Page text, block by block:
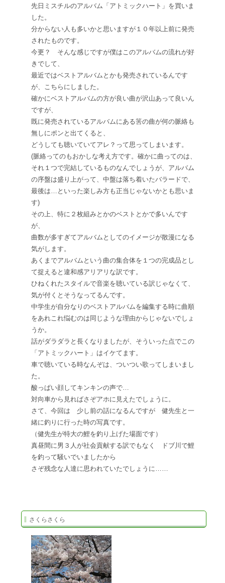
先日ミスチルのアルバム「アトミックハート」を買いま
した。
分からない人も多いかと思いますが１０年以上前に発売
されたものです。
今更？ そんな感じですが僕はこのアルバムの流れが好
きでして、
最近ではベストアルバムとかも発売されているんです
が、こちらにしました。
確かにベストアルバムの方が良い曲が沢山あって良いん
ですが、
既に発売されているアルバムにある筈の曲が何の脈絡も
無しにポンと出てくると、
どうしても聴いていてアレ？って思ってしまいます。
(脈絡ってのもおかしな考え方です。確かに曲ってのは、
それ１つで完結しているものなんでしょうが、アルバム
の序盤は盛り上がって、中盤は落ち着いたバラードで、
最後は…といった楽しみ方も正当じゃないかとも思いま
す)
その上、特に２枚組みとかのベストとかで多いんです
が、
曲数が多すぎてアルバムとしてのイメージが散漫になる
気がします。
あくまでアルバムという曲の集合体を１つの完成品とし
て捉えると違和感アリアリな訳です。
ひねくれたスタイルで音楽を聴いている訳じゃなくて、
気が付くとそうなってるんです。
中学生が自分なりのベストアルバムを編集する時に曲順
をあれこれ悩むのは同じような理由からじゃないでしょ
うか。
話がダラダラと長くなりましたが、そういった点でこの
「アトミックハート」はイケてます。
車で聴いている時なんぞは、ついつい歌ってしまいまし
た。
酸っぱい顔してキンキンの声で…
対向車から見ればさぞアホに見えたでしょうに。
さて、今回は 少し前の話になるんですが 健先生と一
緒に釣りに行った時の写真です。
（健先生が特大の鯉を釣り上げた場面です）
真昼間に男３人が社会貢献する訳でもなく ドブ川で鯉
を釣って騒いでいましたから
さぞ残念な人達に思われていたでしょうに……
さくらさくら